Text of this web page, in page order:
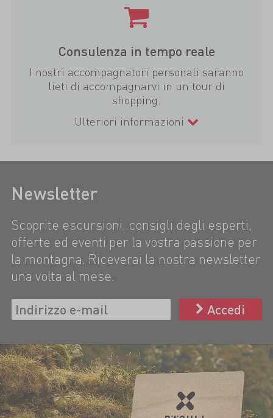
Consulenza in tempo reale
I nostri accompagnatori personali saranno
lieti di accompagnarvi in un tour di
shopping.
Ulteriori informazioni
Newsletter
Scoprite escursioni, consigli degli esperti,
offerte ed eventi per la vostra passione per
la montagna. Riceverai la nostra newsletter
una volta al mese.
Accedi